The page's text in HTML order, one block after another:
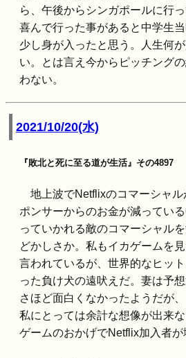
ら、午後からシンガポールに行
喜んで行った事があると中学生
少し身が入ったと思う。人生何
い。とは言え今からピッチング
わない。
2021/10/20(水)
『敗北と死に至る道が生活』その4897
地上波でNetflixのコマーシャル
ポンサーからのお金が減ってい
っていかれる敵のコマーシャル
どかしさか。私もイカゲームを
言われているが、世界的なヒッ
った負け犬の遠吠えだ。妻は予
さほど面白くなかったようだが
私にとっては余計な想像が出来
ゲームのおかげでNetflix加入者が